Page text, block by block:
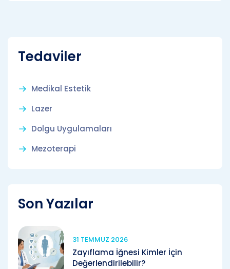
Tedaviler
Medikal Estetik
Lazer
Dolgu Uygulamaları
Mezoterapi
Son Yazılar
31 TEMMUZ 2026
Zayıflama İğnesi Kimler İçin
Değerlendirilebilir?